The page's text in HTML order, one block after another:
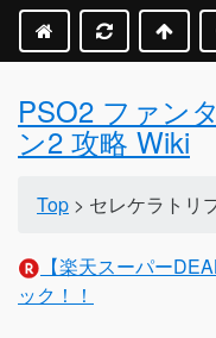
PSO2 ファン
ン2 攻略 Wiki
Top > セレケラトリ
【楽天スーパー
ック！！